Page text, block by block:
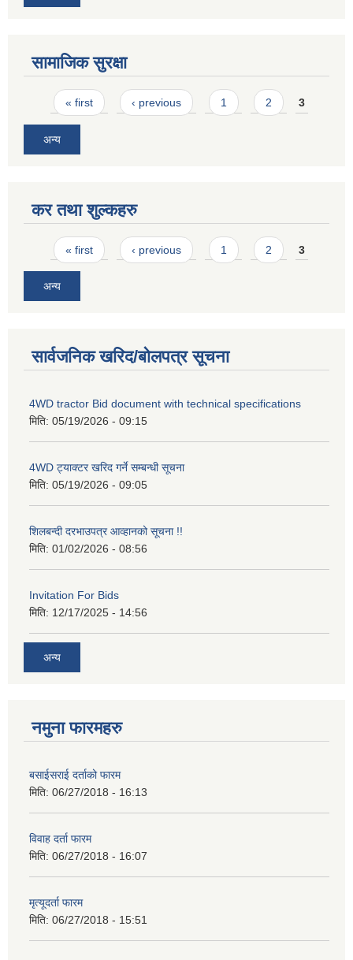
सामाजिक सुरक्षा
Pages
« first ‹ previous 1 2 3
अन्य
कर तथा शुल्कहरु
Pages
« first ‹ previous 1 2 3
अन्य
सार्वजनिक खरिद/बोलपत्र सूचना
4WD tractor Bid document with technical specifications
मिति: 05/19/2026 - 09:15
4WD ट्याक्टर खरिद गर्ने सम्बन्धी सूचना
मिति: 05/19/2026 - 09:05
शिलबन्दी दरभाउपत्र आव्हानको सूचना !!
मिति: 01/02/2026 - 08:56
Invitation For Bids
मिति: 12/17/2025 - 14:56
अन्य
नमुना फारमहरु
बसाईसराई दर्ताको फारम
मिति: 06/27/2018 - 16:13
विवाह दर्ता फारम
मिति: 06/27/2018 - 16:07
मृत्यूदर्ता फारम
मिति: 06/27/2018 - 15:51